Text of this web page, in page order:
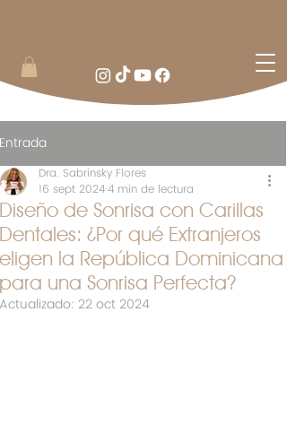
Entrada
Diseño de Sonrisa con Carillas
Dentales: ¿Por qué Extranjeros
eligen la República Dominicana
para una Sonrisa Perfecta?
Dra. Sabrinsky Flores
16 sept 20244 min de lectura
Actualizado: 22 oct 2024